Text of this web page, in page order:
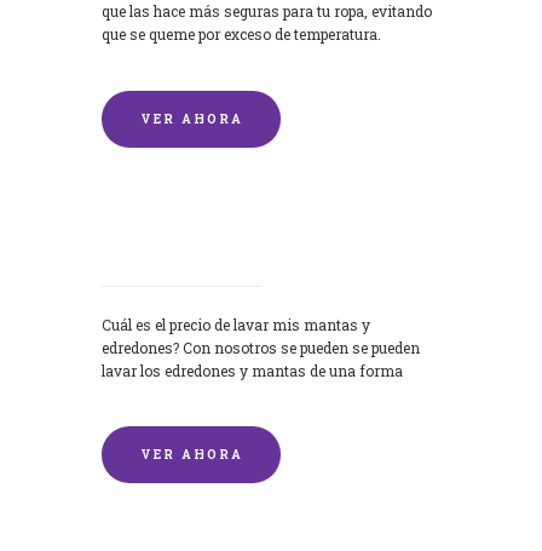
que las hace más seguras para tu ropa, evitando
que se queme por exceso de temperatura.
VER AHORA
Cuál es el precio de lavar mis mantas y
edredones? Con nosotros se pueden se pueden
lavar los edredones y mantas de una forma
VER AHORA